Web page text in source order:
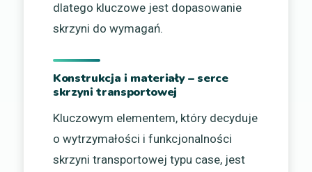
dlatego kluczowe jest dopasowanie
skrzyni do wymagań.
Konstrukcja i materiały – serce
skrzyni transportowej
Kluczowym elementem, który decyduje
o wytrzymałości i funkcjonalności
skrzyni transportowej typu case, jest